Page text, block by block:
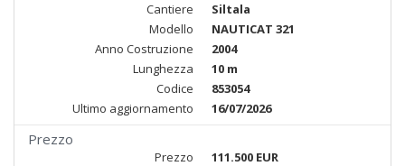
Cantiere
Siltala
Modello
NAUTICAT 321
Anno Costruzione
2004
Lunghezza
10 m
Codice
853054
Ultimo aggiornamento
16/07/2026
Prezzo
Prezzo
111.500 EUR